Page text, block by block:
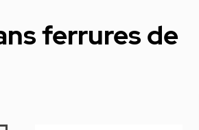
ferrures de